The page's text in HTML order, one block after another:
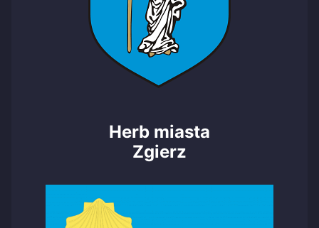
Herb miasta
Zgierz